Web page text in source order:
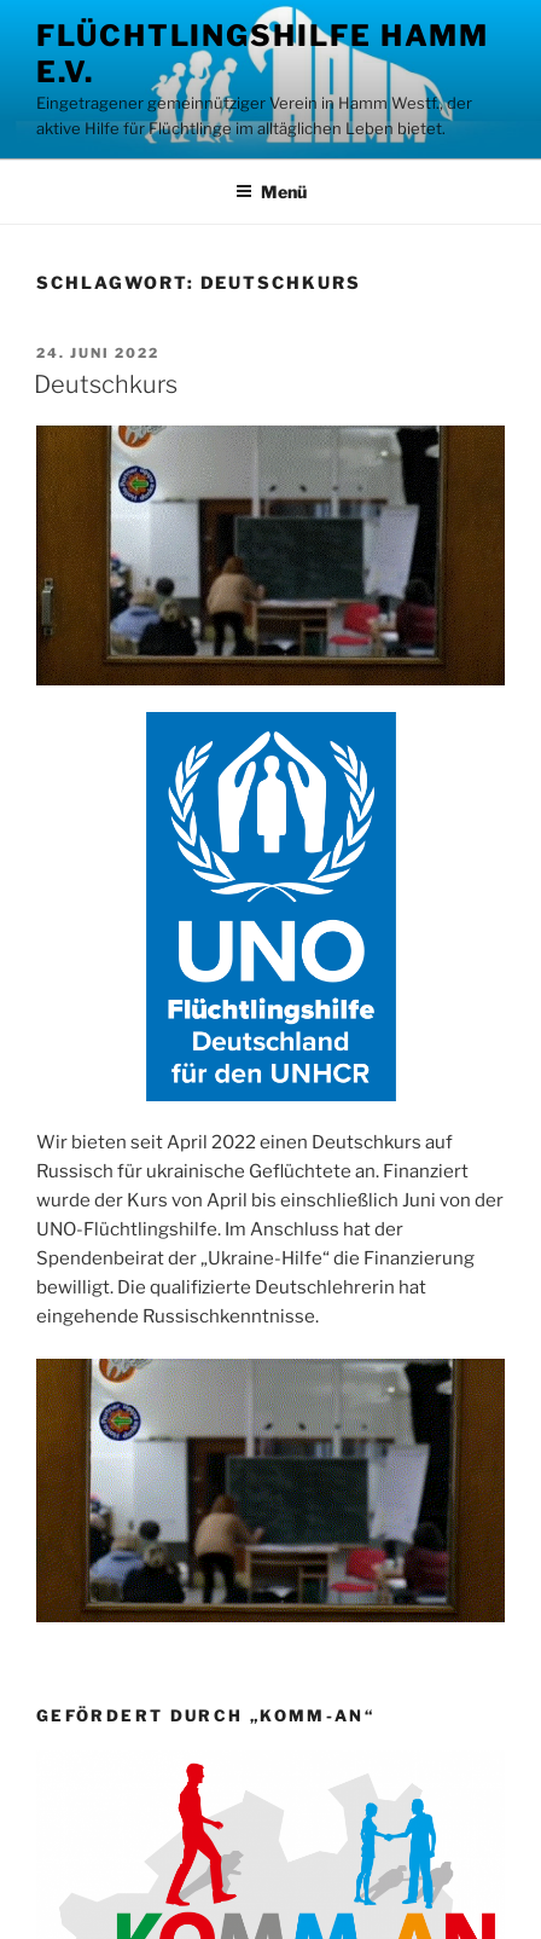
Inhalt
springen
FLÜCHTLINGSHILFE HAMM
E.V.
Eingetragener gemeinnütziger Verein in Hamm Westf., der
aktive Hilfe für Flüchtlinge im alltäglichen Leben bietet.
Menü
SCHLAGWORT: DEUTSCHKURS
VERÖFFENTLICHT
AM
24. JUNI 2022
Deutschkurs
Wir bieten seit April 2022 einen Deutschkurs auf
Russisch für ukrainische Geflüchtete an. Finanziert
wurde der Kurs von April bis einschließlich Juni von der
UNO-Flüchtlingshilfe. Im Anschluss hat der
Spendenbeirat der „Ukraine-Hilfe“ die Finanzierung
bewilligt. Die qualifizierte Deutschlehrerin hat
eingehende Russischkenntnisse.
GEFÖRDERT DURCH „KOMM-AN“